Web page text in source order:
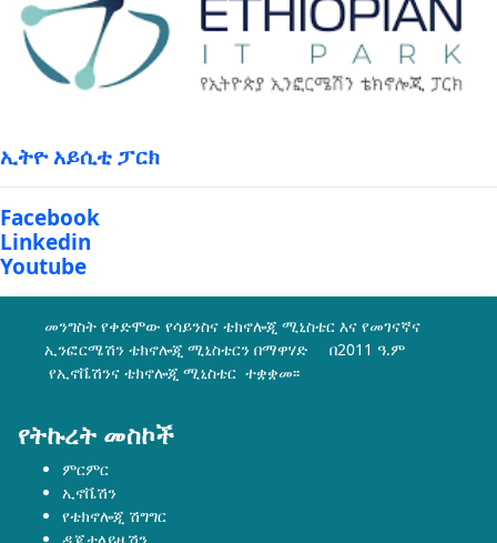
ኢትዮ አይሲቲ ፓርክ
Facebook
Linkedin
Youtube
መንግስት የቀድሞው የሳይንስና ቴክኖሎጂ ሚኒስቴር እና የመገናኛና
ኢንፎርሜሽን ቴክኖሎጂ ሚኒስቴርን በማዋሃድ በ2011 ዓ.ም
የኢኖቬሽንና ቴክኖሎጂ ሚኒስቴር ተቋቋመ፡፡
የትኩረት መስኮች
ምርምር
ኢኖቬሽን
የቴክኖሎጂ ሽግግር